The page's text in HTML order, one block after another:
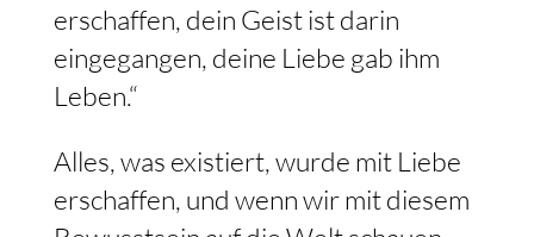
erschaffen, dein Geist ist darin
eingegangen, deine Liebe gab ihm
Leben.“
Alles, was existiert, wurde mit Liebe
erschaffen, und wenn wir mit diesem